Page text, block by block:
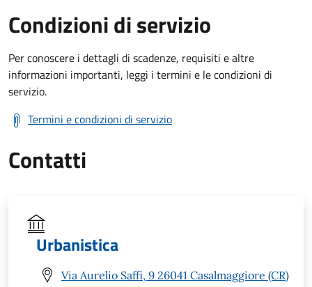
Condizioni di servizio
Per conoscere i dettagli di scadenze, requisiti e altre
informazioni importanti, leggi i termini e le condizioni di
servizio.
Termini e condizioni di servizio
Contatti
Urbanistica
Via Aurelio Saffi, 9 26041 Casalmaggiore (CR)